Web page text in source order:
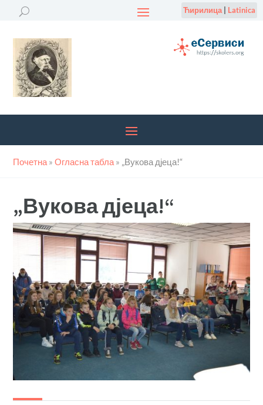
Ћирилица| Latinica
Почетна »Огласна табла » „Вукова дјеца!“
„Вукова дјеца!“